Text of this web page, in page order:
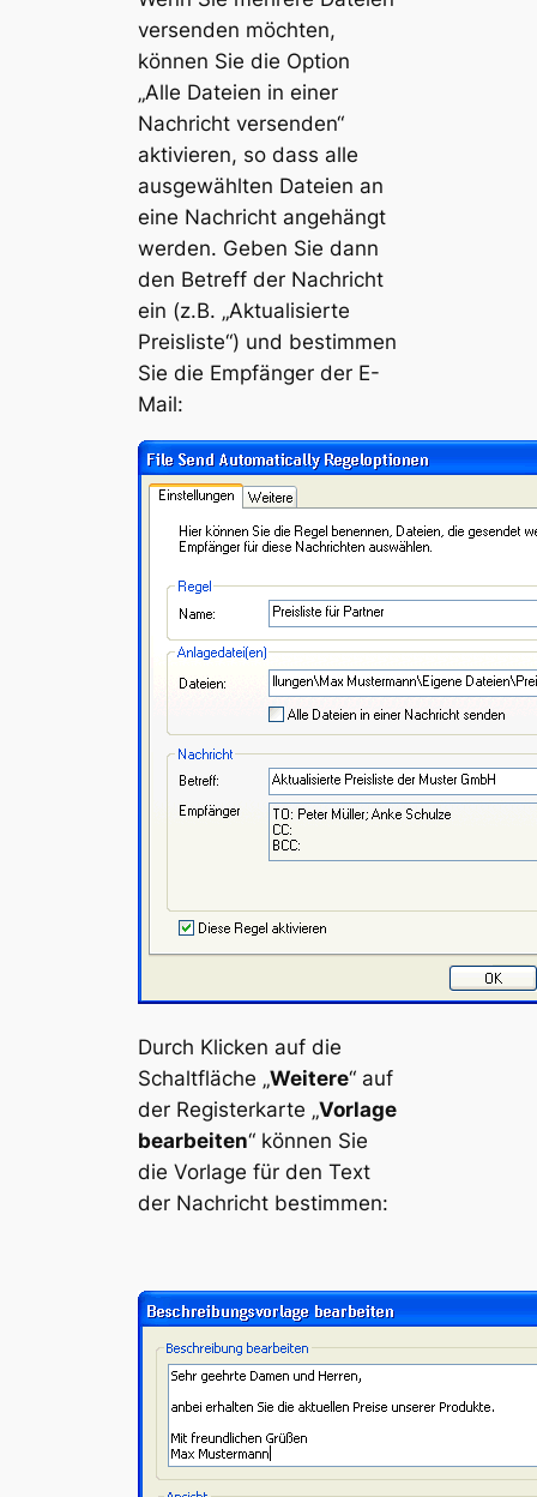
versenden möchten,
können Sie die Option
„Alle Dateien in einer
Nachricht versenden“
aktivieren, so dass alle
ausgewählten Dateien an
eine Nachricht angehängt
werden. Geben Sie dann
den Betreff der Nachricht
ein (z.B. „Aktualisierte
Preisliste“) und bestimmen
Sie die Empfänger der E-
Mail:
Durch Klicken auf die
Schaltfläche „Weitere“ auf
der Registerkarte „Vorlage
bearbeiten“ können Sie
die Vorlage für den Text
der Nachricht bestimmen: